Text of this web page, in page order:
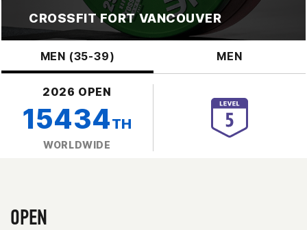
CROSSFIT FORT VANCOUVER
MEN (35-39) MEN
2026 OPEN
15434TH
WORLDWIDE
OPEN